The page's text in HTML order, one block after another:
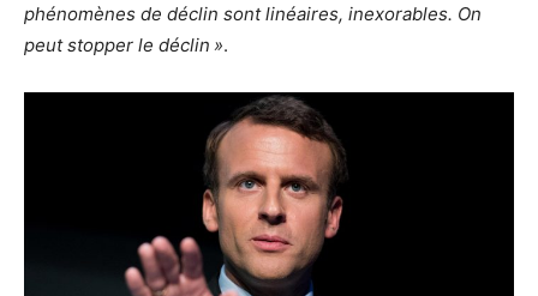
phénomènes de déclin sont linéaires, inexorables. On
peut stopper le déclin ».